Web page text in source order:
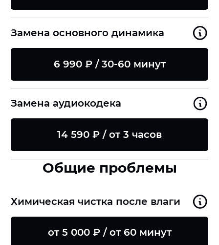
Замена основного динамика
6 990 ₽ / 30-60 минут
Замена аудиокодека
14 590 ₽ / от 3 часов
Общие проблемы
Химическая чистка после влаги
от 5 000 ₽ / от 60 минут